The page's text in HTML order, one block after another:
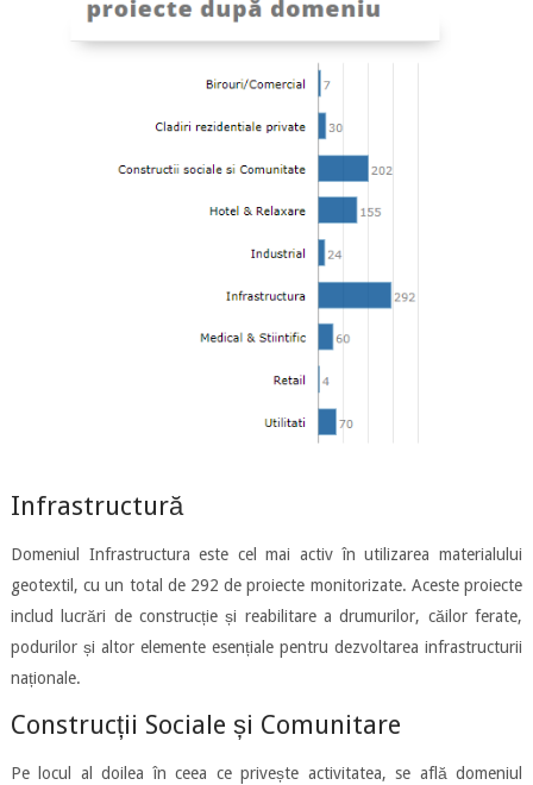
Infrastructură
Domeniul Infrastructura este cel mai activ în utilizarea materialului
geotextil, cu un total de 292 de proiecte monitorizate. Aceste proiecte
includ lucrări de construcție și reabilitare a drumurilor, căilor ferate,
podurilor și altor elemente esențiale pentru dezvoltarea infrastructurii
naționale.
Construcții Sociale și Comunitare
Pe locul al doilea în ceea ce privește activitatea, se află domeniul